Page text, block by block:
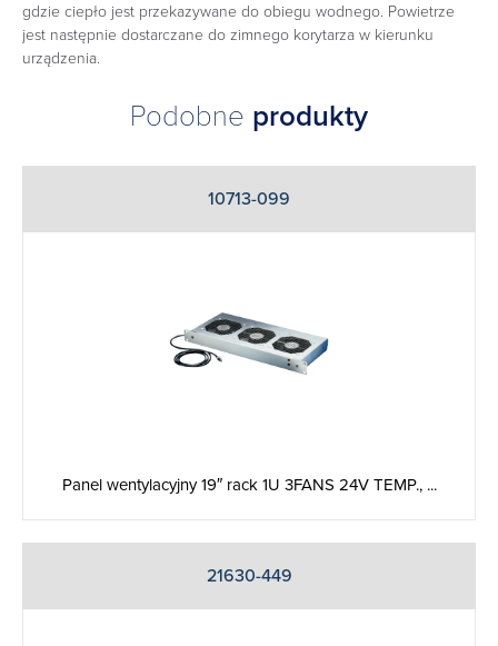
gdzie ciepło jest przekazywane do obiegu wodnego. Powietrze
jest następnie dostarczane do zimnego korytarza w kierunku
urządzenia.
Podobne produkty
10713-099
Panel wentylacyjny 19″ rack 1U 3FANS 24V TEMP., ...
21630-449